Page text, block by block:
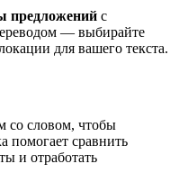
предложений с
— выбирайте
для вашего текста.
со словом, чтобы
помогает сравнить
и отработать